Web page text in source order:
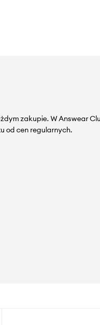
zakupie. W Answear
od cen regularnych.